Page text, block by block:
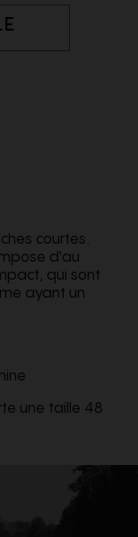
courtes.
d'au
qui sont
ayant un
une taille 48